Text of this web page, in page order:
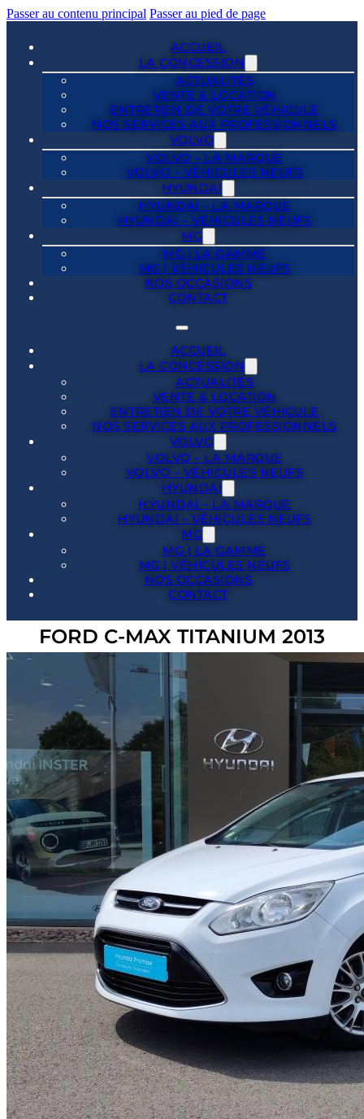
Passer au contenu principal Passer au pied de page
ACCUEIL
LA CONCESSION
ACTUALITÉS
VENTE & LOCATION
ENTRETIEN DE VOTRE VÉHICULE
NOS SERVICES AUX PROFESSIONNELS
VOLVO
VOLVO – LA MARQUE
VOLVO – VÉHICULES NEUFS
HYUNDAI
HYUNDAI – LA MARQUE
HYUNDAI – VÉHICULES NEUFS
MG
MG | LA GAMME
MG | VÉHICULES NEUFS
NOS OCCASIONS
CONTACT
ACCUEIL
LA CONCESSION
ACTUALITÉS
VENTE & LOCATION
ENTRETIEN DE VOTRE VÉHICULE
NOS SERVICES AUX PROFESSIONNELS
VOLVO
VOLVO – LA MARQUE
VOLVO – VÉHICULES NEUFS
HYUNDAI
HYUNDAI – LA MARQUE
HYUNDAI – VÉHICULES NEUFS
MG
MG | LA GAMME
MG | VÉHICULES NEUFS
NOS OCCASIONS
CONTACT
FORD C-MAX TITANIUM 2013